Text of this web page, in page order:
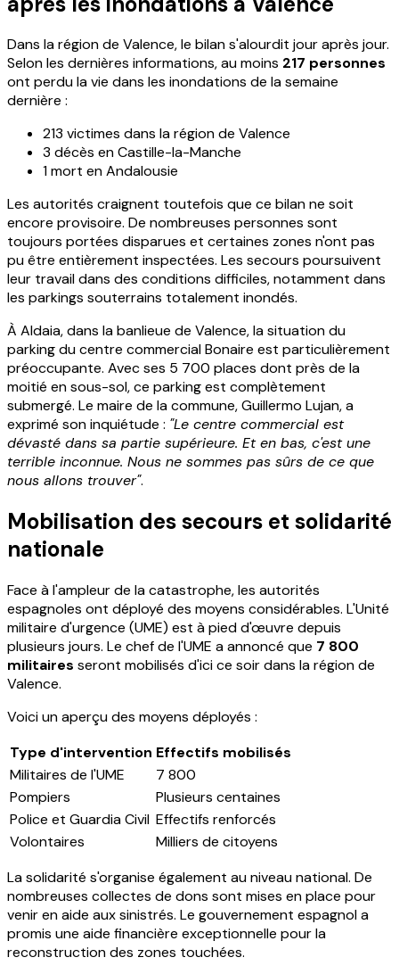
Dans la région de Valence, le bilan s'alourdit jour après jour.
Selon les dernières informations, au moins 217 personnes
ont perdu la vie dans les inondations de la semaine
dernière :
213 victimes dans la région de Valence
3 décès en Castille-la-Manche
1 mort en Andalousie
Les autorités craignent toutefois que ce bilan ne soit
encore provisoire. De nombreuses personnes sont
toujours portées disparues et certaines zones n'ont pas
pu être entièrement inspectées. Les secours poursuivent
leur travail dans des conditions difficiles, notamment dans
les parkings souterrains totalement inondés.
À Aldaia, dans la banlieue de Valence, la situation du
parking du centre commercial Bonaire est particulièrement
préoccupante. Avec ses 5 700 places dont près de la
moitié en sous-sol, ce parking est complètement
submergé. Le maire de la commune, Guillermo Lujan, a
exprimé son inquiétude : "Le centre commercial est
dévasté dans sa partie supérieure. Et en bas, c'est une
terrible inconnue. Nous ne sommes pas sûrs de ce que
nous allons trouver".
Mobilisation des secours et solidarité
nationale
Face à l'ampleur de la catastrophe, les autorités
espagnoles ont déployé des moyens considérables. L'Unité
militaire d'urgence (UME) est à pied d'œuvre depuis
plusieurs jours. Le chef de l'UME a annoncé que 7 800
militaires seront mobilisés d'ici ce soir dans la région de
Valence.
Voici un aperçu des moyens déployés :
Type d'intervention Effectifs mobilisés
Militaires de l'UME
7 800
Pompiers
Plusieurs centaines
Police et Guardia Civil Effectifs renforcés
Volontaires
Milliers de citoyens
La solidarité s'organise également au niveau national. De
nombreuses collectes de dons sont mises en place pour
venir en aide aux sinistrés. Le gouvernement espagnol a
promis une aide financière exceptionnelle pour la
reconstruction des zones touchées.